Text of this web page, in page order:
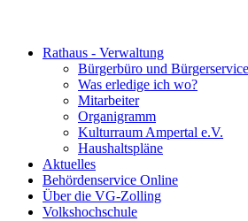
Rathaus - Verwaltung
Bürgerbüro und Bürgerservice
Was erledige ich wo?
Mitarbeiter
Organigramm
Kulturraum Ampertal e.V.
Haushaltspläne
Aktuelles
Behördenservice Online
Über die VG-Zolling
Volkshochschule